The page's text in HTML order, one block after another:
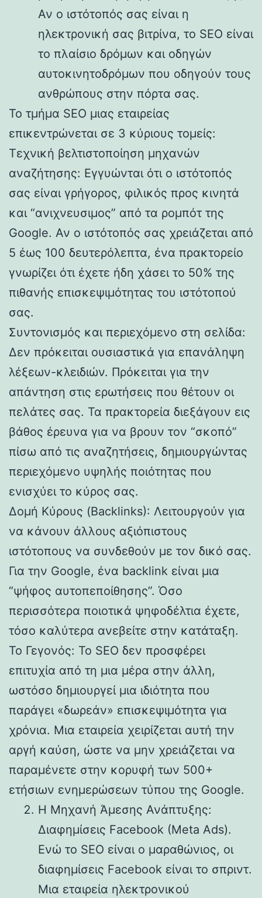
Αν ο ιστότοπός σας είναι η
ηλεκτρονική σας βιτρίνα, το SEO είναι
το πλαίσιο δρόμων και οδηγών
αυτοκινητοδρόμων που οδηγούν τους
ανθρώπους στην πόρτα σας.
Το τμήμα SEO μιας εταιρείας
επικεντρώνεται σε 3 κύριους τομείς:
Τεχνική βελτιστοποίηση μηχανών
αναζήτησης: Εγγυώνται ότι ο ιστότοπός
σας είναι γρήγορος, φιλικός προς κινητά
και “ανιχνευσιμος” από τα ρομπότ της
Google. Αν ο ιστότοπός σας χρειάζεται από
5 έως 100 δευτερόλεπτα, ένα πρακτορείο
γνωρίζει ότι έχετε ήδη χάσει το 50% της
πιθανής επισκεψιμότητας του ιστότοπού
σας.
Συντονισμός και περιεχόμενο στη σελίδα:
Δεν πρόκειται ουσιαστικά για επανάληψη
λέξεων-κλειδιών. Πρόκειται για την
απάντηση στις ερωτήσεις που θέτουν οι
πελάτες σας. Τα πρακτορεία διεξάγουν εις
βάθος έρευνα για να βρουν τον “σκοπό”
πίσω από τις αναζητήσεις, δημιουργώντας
περιεχόμενο υψηλής ποιότητας που
ενισχύει το κύρος σας.
Δομή Κύρους (Backlinks): Λειτουργούν για
να κάνουν άλλους αξιόπιστους
ιστότοπους να συνδεθούν με τον δικό σας.
Για την Google, ένα backlink είναι μια
“ψήφος αυτοπεποίθησης”. Όσο
περισσότερα ποιοτικά ψηφοδέλτια έχετε,
τόσο καλύτερα ανεβείτε στην κατάταξη.
Το Γεγονός: Το SEO δεν προσφέρει
επιτυχία από τη μια μέρα στην άλλη,
ωστόσο δημιουργεί μια ιδιότητα που
παράγει «δωρεάν» επισκεψιμότητα για
χρόνια. Μια εταιρεία χειρίζεται αυτή την
αργή καύση, ώστε να μην χρειάζεται να
παραμένετε στην κορυφή των 500+
ετήσιων ενημερώσεων τύπου της Google.
Η Μηχανή Άμεσης Ανάπτυξης:
Διαφημίσεις Facebook (Meta Ads).
Ενώ το SEO είναι ο μαραθώνιος, οι
διαφημίσεις Facebook είναι το σπριντ.
Μια εταιρεία ηλεκτρονικού